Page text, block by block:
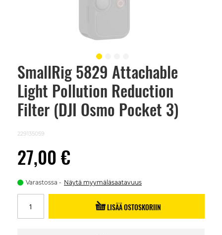
SmallRig 5829 Attachable
Light Pollution Reduction
Filter (DJI Osmo Pocket 3)
229135059
27,00 €
Varastossa Näytä myymäläsaatavuus
LISÄÄ OSTOSKORIIN
Skip
beginning
images